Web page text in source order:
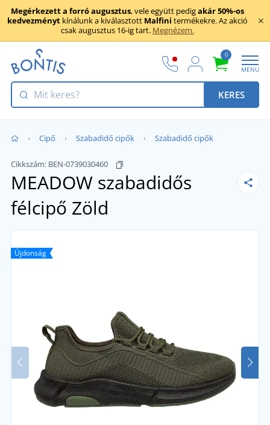
Megérkezett a forró augusztus, vele együtt pedigakár 50%-os
kedvezményt kínálunk a kiválasztott Malfini termékekre. Az akció
csak augusztus 16-ig tart. Megnézem.
0
MENU
KERES
Cipő Szabadidő cipők Szabadidő cipők
Cikkszám: BEN-0739030460
MEADOW szabadidős
félcipő Zöld
Újdonság